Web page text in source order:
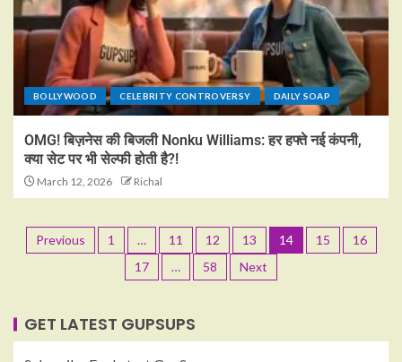
BOLLYWOOD CELEBRITY CONTROVERSY DAILY SOAP
OMG! बिज़नेस की बिजली Nonku Williams: हर हफ्ते नई कंपनी,
क्या सेट पर भी सेल्फी होती है?!
March 12, 2026 Richal
Previous 1 … 11 12 13 14 15
16
17
… 58 Next
GET LATEST GUPSUPS